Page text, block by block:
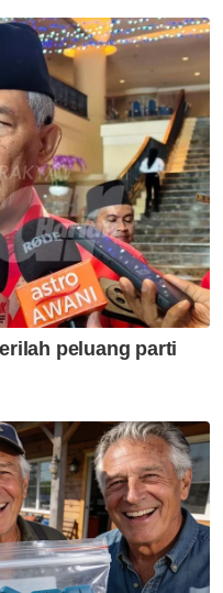
ditemui
Nadzirul
disyaki miliki
samurai
isteri hingga
kolej mohon
profesional